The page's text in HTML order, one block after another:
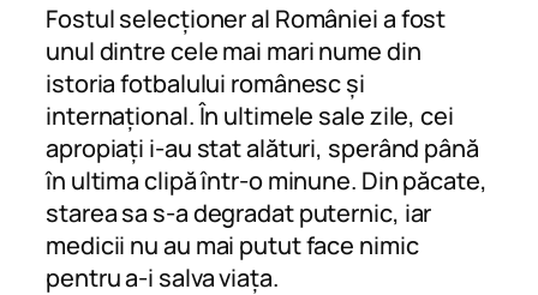
Fostul selecționer al României a fost
unul dintre cele mai mari nume din
istoria fotbalului românesc și
internațional. În ultimele sale zile, cei
apropiați i-au stat alături, sperând până
în ultima clipă într-o minune. Din păcate,
starea sa s-a degradat puternic, iar
medicii nu au mai putut face nimic
pentru a-i salva viața.